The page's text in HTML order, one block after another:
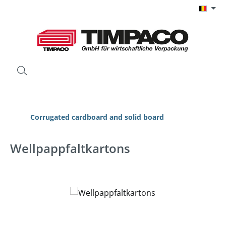
Corrugated cardboard and solid board
Wellpappfaltkartons
Afbeeldingengalerij overslaan